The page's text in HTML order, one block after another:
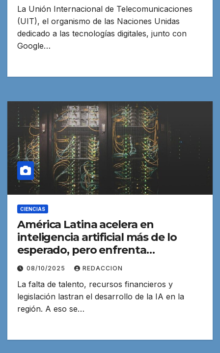
La Unión Internacional de Telecomunicaciones
(UIT), el organismo de las Naciones Unidas
dedicado a las tecnologías digitales, junto con
Google…
CIENCIAS
América Latina acelera en
inteligencia artificial más de lo
esperado, pero enfrenta
deficiencias críticas
08/10/2025 REDACCION
La falta de talento, recursos financieros y
legislación lastran el desarrollo de la IA en la
región. A eso se…